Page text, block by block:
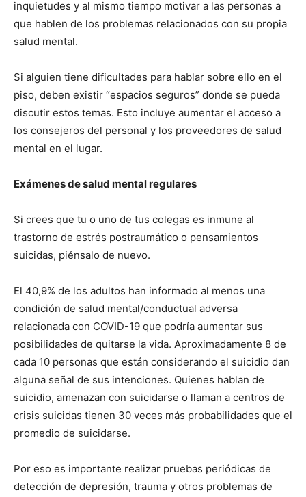
I WANT IN
inquietudes y al mismo tiempo motivar a las personas a
que hablen de los problemas relacionados con su propia
salud mental.
Si alguien tiene dificultades para hablar sobre ello en el
piso, deben existir “espacios seguros” donde se pueda
discutir estos temas. Esto incluye aumentar el acceso a
los consejeros del personal y los proveedores de salud
mental en el lugar.
Exámenes de salud mental regulares
Si crees que tu o uno de tus colegas es inmune al
trastorno de estrés postraumático o pensamientos
suicidas, piénsalo de nuevo.
El 40,9% de los adultos han informado al menos una
condición de salud mental/conductual adversa
relacionada con COVID-19 que podría aumentar sus
posibilidades de quitarse la vida. Aproximadamente 8 de
cada 10 personas que están considerando el suicidio dan
alguna señal de sus intenciones. Quienes hablan de
suicidio, amenazan con suicidarse o llaman a centros de
crisis suicidas tienen 30 veces más probabilidades que el
promedio de suicidarse.
Por eso es importante realizar pruebas periódicas de
detección de depresión, trauma y otros problemas de